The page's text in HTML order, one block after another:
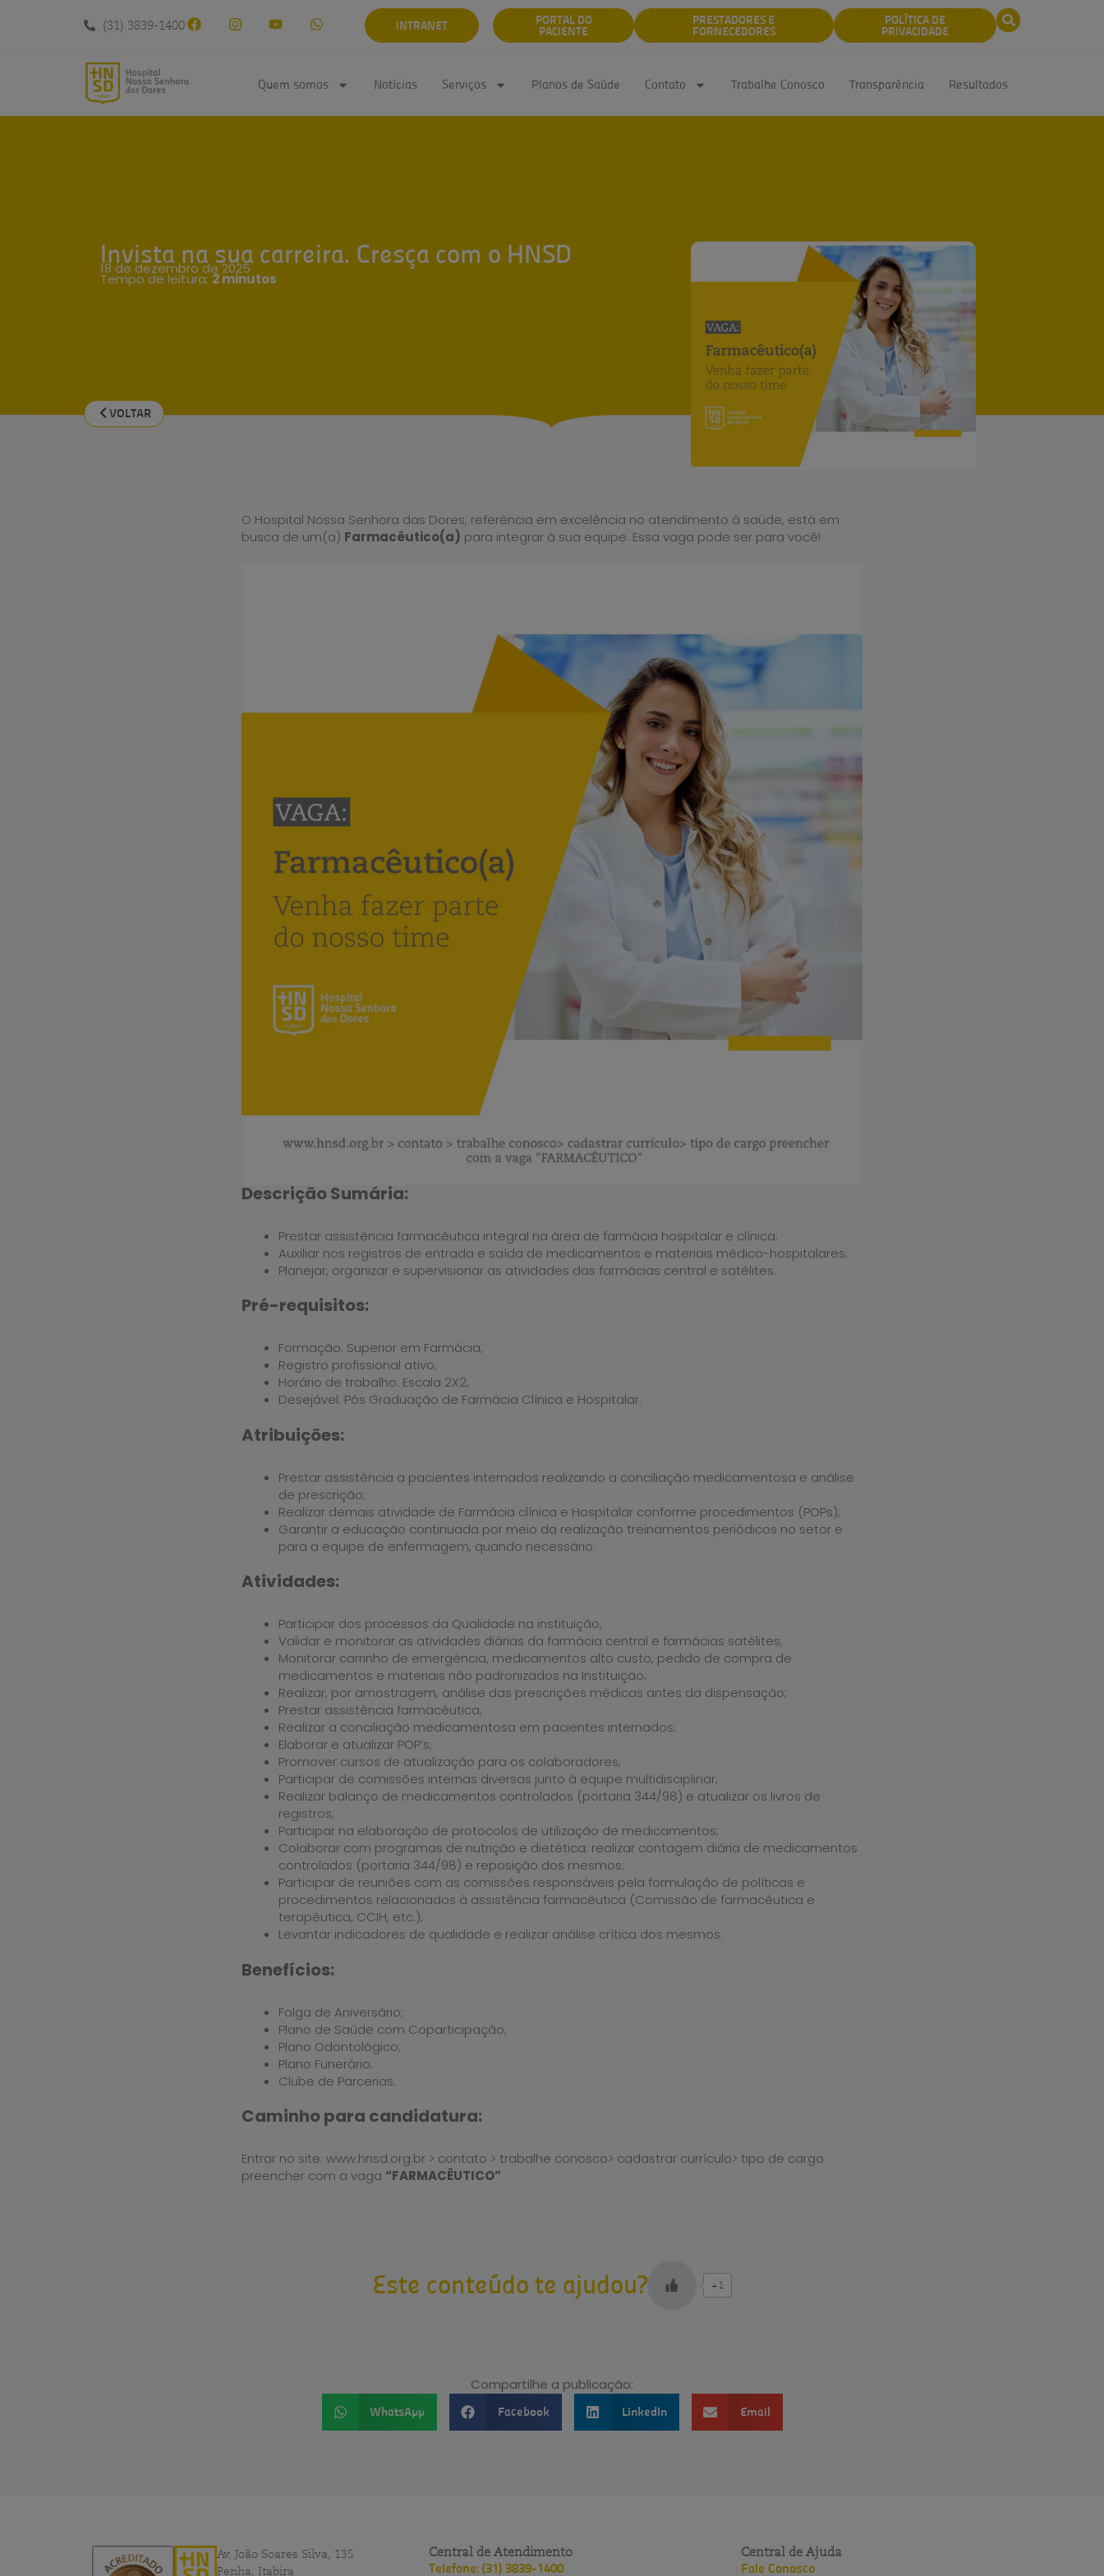
(31) 3839-1400 INTRANET PORTAL DO
PACIENTE
PRESTADORES E
FORNECEDORES
POLÍTICA DE
PRIVACIDADE
Quem somos Notícias Serviços Planos de Saúde Contato Trabalhe Conosco Transparência Resultados
Invista na sua carreira. Cresça com o HNSD
18 de dezembro de 2025
Tempo de leitura: 2 minutos
VOLTAR
O Hospital Nossa Senhora das Dores, referência em excelência no atendimento à saúde, está em
busca de um(a) Farmacêutico(a) para integrar à sua equipe. Essa vaga pode ser para você!
Descrição Sumária:
Prestar assistência farmacêutica integral na área de farmácia hospitalar e clínica;
Auxiliar nos registros de entrada e saída de medicamentos e materiais médico-hospitalares;
Planejar, organizar e supervisionar as atividades das farmácias central e satélites.
Pré-requisitos:
Formação: Superior em Farmácia;
Registro profissional ativo;
Horário de trabalho: Escala 2X2;
Desejável: Pós Graduação de Farmácia Clínica e Hospitalar.
Atribuições:
Prestar assistência a pacientes internados realizando a conciliação medicamentosa e análise
de prescrição;
Realizar demais atividade de Farmácia clínica e Hospitalar conforme procedimentos (POPs);
Garantir a educação continuada por meio da realização treinamentos periódicos no setor e
para a equipe de enfermagem, quando necessário.
Atividades:
Participar dos processos da Qualidade na instituição;
Validar e monitorar as atividades diárias da farmácia central e farmácias satélites;
Monitorar carrinho de emergência, medicamentos alto custo, pedido de compra de
medicamentos e materiais não padronizados na Instituição;
Realizar, por amostragem, análise das prescrições médicas antes da dispensação;
Prestar assistência farmacêutica;
Realizar a conciliação medicamentosa em pacientes internados;
Elaborar e atualizar POP’s;
Promover cursos de atualização para os colaboradores;
Participar de comissões internas diversas junto à equipe multidisciplinar;
Realizar balanço de medicamentos controlados (portaria 344/98) e atualizar os livros de
registros;
Participar na elaboração de protocolos de utilização de medicamentos;
Colaborar com programas de nutrição e dietética; realizar contagem diária de medicamentos
controlados (portaria 344/98) e reposição dos mesmos;
Participar de reuniões com as comissões responsáveis pela formulação de políticas e
procedimentos relacionados à assistência farmacêutica (Comissão de farmacêutica e
terapêutica, CCIH, etc.);
Levantar indicadores de qualidade e realizar análise crítica dos mesmos.
Benefícios:
Folga de Aniversário;
Plano de Saúde com Coparticipação;
Plano Odontológico;
Plano Funerário;
Clube de Parcerias.
Caminho para candidatura:
Entrar no site: www.hnsd.org.br > contato > trabalhe conosco> cadastrar currículo> tipo de cargo
preencher com a vaga “FARMACÊUTICO”
Este conteúdo te ajudou? +1
Compartilhe a publicação:
WhatsApp Facebook LinkedIn Email
Av. João Soares Silva, 135
Penha, Itabira
Central de Atendimento
Telefone: (31) 3839-1400
Central de Ajuda
Fale Conosco